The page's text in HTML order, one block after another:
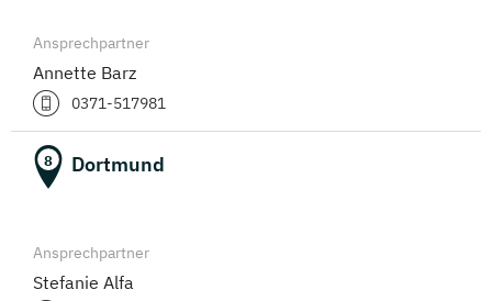
Ansprechpartner
Annette Barz
0371-517981
8 Dortmund
Ansprechpartner
Stefanie Alfa